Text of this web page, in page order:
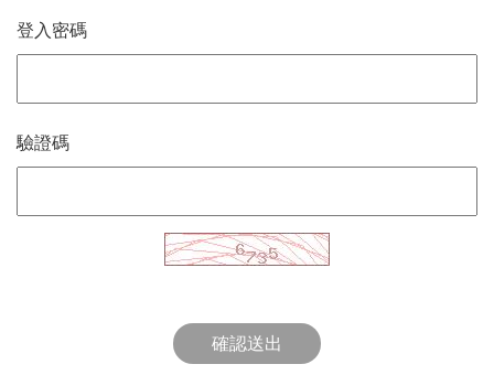
登入密碼
驗證碼
確認送出